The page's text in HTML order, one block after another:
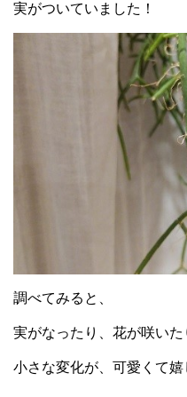
実がついていました！
調べてみると、
実がなったり、花が咲いた
小さな変化が、可愛くて嬉